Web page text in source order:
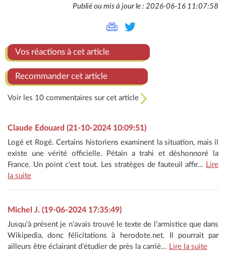
Publié ou mis à jour le : 2026-06-16 11:07:58
Vos réactions à cet article
Recommander cet article
Voir les 10 commentaires sur cet article
Claude Edouard (21-10-2024 10:09:51)
Logé et Rogé. Certains historiens examinent la situation, mais il
existe une vérité officielle. Pétain a trahi et déshonnoré la
France. Un point c'est tout. Les stratèges de fauteuil affir... Lire
la suite
Michel J. (19-06-2024 17:35:49)
Jusqu’à présent je n’avais trouvé le texte de l’armistice que dans
Wikipedia, donc félicitations à herodote.net. Il pourrait par
ailleurs être éclairant d’étudier de près la carriè... Lire la suite